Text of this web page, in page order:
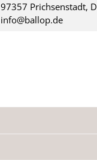
97357 Prichsenstadt,
info@ballop.de